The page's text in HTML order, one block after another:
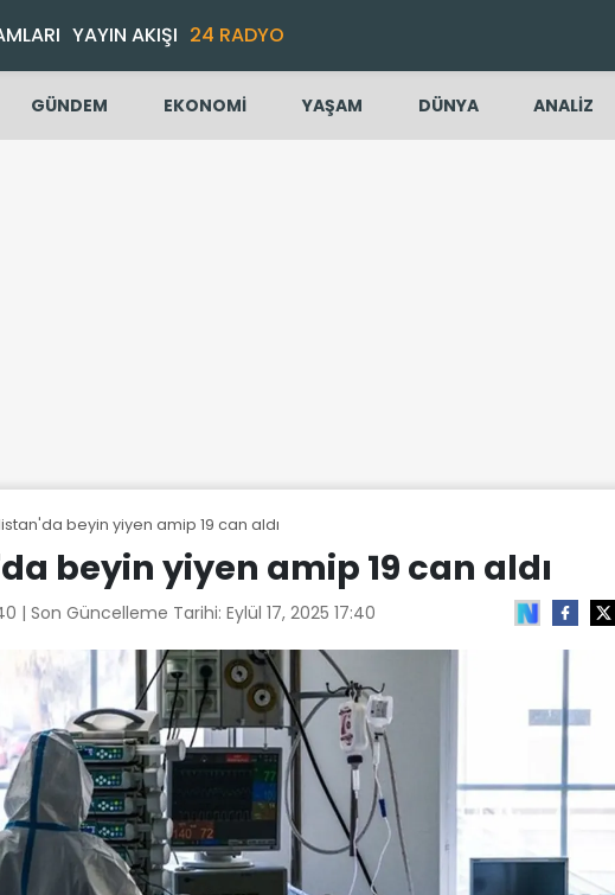
YAYIN AKIŞI 24 RADYO
GÜNDEM EKONOMİ YAŞAM DÜNYA ANALİZ
beyin yiyen amip 19 can aldı
beyin yiyen amip 19 can aldı
| Son Güncelleme Tarihi: Eylül 17, 2025 17:40